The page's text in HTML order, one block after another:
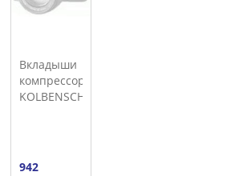
Вкладыши
компрессора
KOLBENSCHMIDT
942